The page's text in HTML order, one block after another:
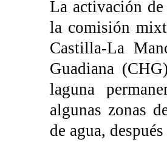
La activación
la comisión
Castilla-La
Guadiana
laguna
algunas zonas
de agua,